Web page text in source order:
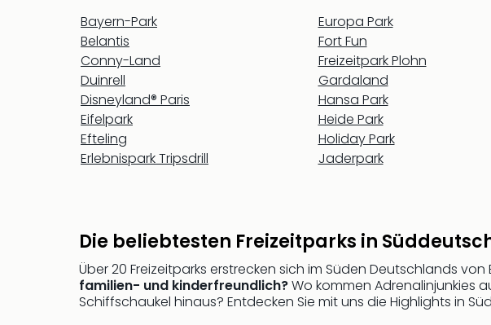
Bayern-Park
Belantis
Conny-Land
Duinrell
Disneyland® Paris
Eifelpark
Efteling
Erlebnispark Tripsdrill
Europa Park
Fort Fun
Freizeitpark Plohn
Gardaland
Hansa Park
Heide Park
Holiday Park
Jaderpark
Die beliebtesten Freizeitparks in
Über 20 Freizeitparks erstrecken sich im Süden Deutschlands
familien- und kinderfreundlich?Wo kommen Adrenalinjunkies
Schiffschaukel hinaus? Entdecken Sie mit uns die Highlights in